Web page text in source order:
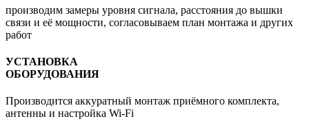
производим замеры уровня сигнала, расстояния до вышки
связи и её мощности, согласовываем план монтажа и других
работ
УСТАНОВКА
ОБОРУДОВАНИЯ
Производится аккуратный монтаж приёмного комплекта,
антенны и настройка Wi-Fi